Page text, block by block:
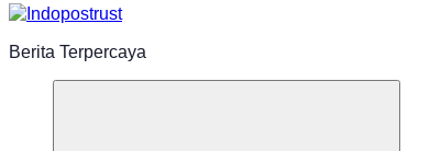
Berita Terpercaya